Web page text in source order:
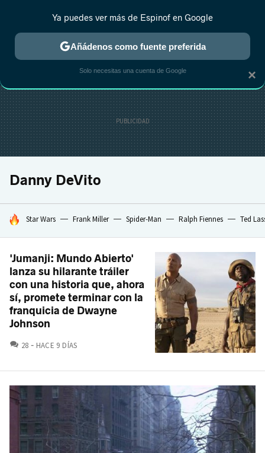
ESTRENOS REALITY ANIME RANKINGS CINE
Danny DeVito
HOY SE HABLA DE
Star Wars Frank Miller Spider-Man Ralph Fiennes Ted
'Jumanji: Mundo Abierto'
lanza su hilarante tráiler
con una historia que, ahora
sí, promete terminar con la
franquicia de Dwayne
Johnson
28 COMENTARIOS
HACE 9 DÍAS
×
Ya puedes ver más de Espinof en Google
Añádenos como fuente preferida
Solo necesitas una cuenta de Google